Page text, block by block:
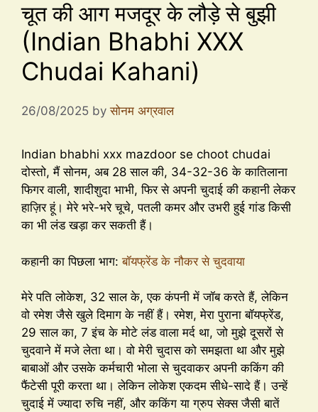
चूत की आग मजदूर के लौड़े से बुझी
(Indian Bhabhi XXX
Chudai Kahani)
26/08/2025 byसोनम अग्रवाल
Indian bhabhi xxx mazdoor se choot chudai
दोस्तो, मैं सोनम, अब 28 साल की, 34-32-36 के कातिलाना
फिगर वाली, शादीशुदा भाभी, फिर से अपनी चुदाई की कहानी लेकर
हाज़िर हूं। मेरे भरे-भरे चूचे, पतली कमर और उभरी हुई गांड किसी
का भी लंड खड़ा कर सकती हैं।
कहानी का पिछला भाग:बॉयफ्रेंड के नौकर से चुदवाया
मेरे पति लोकेश, 32 साल के, एक कंपनी में जॉब करते हैं, लेकिन
वो रमेश जैसे खुले दिमाग के नहीं हैं। रमेश, मेरा पुराना बॉयफ्रेंड,
29 साल का, 7 इंच के मोटे लंड वाला मर्द था, जो मुझे दूसरों से
चुदवाने में मजे लेता था। वो मेरी चुदास को समझता था और मुझे
बाबाओं और उसके कर्मचारी भोला से चुदवाकर अपनी ककिंग की
फैंटेसी पूरी करता था। लेकिन लोकेश एकदम सीधे-सादे हैं। उन्हें
चुदाई में ज्यादा रुचि नहीं, और ककिंग या ग्रुप सेक्स जैसी बातें